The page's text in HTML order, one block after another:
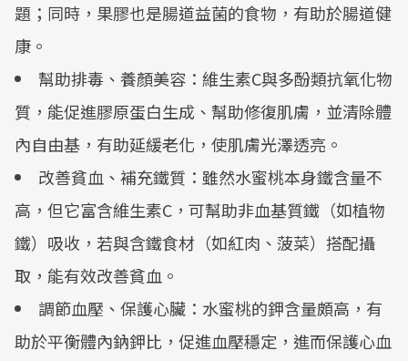
題；同時，果膠也是腸道益菌的食物，有助於腸道健
康。
幫助排毒、養顏美容：維生素C與多酚類抗氧化物
質，能促進膠原蛋白生成、幫助修復肌膚，並清除體
內自由基，有助延緩老化，使肌膚光澤透亮。
改善貧血、補充鐵質：雖然水蜜桃本身鐵含量不
高，但它富含維生素C，可幫助非血基質鐵（如植物
鐵）吸收，若與含鐵食材（如紅肉、菠菜）搭配攝
取，能有效改善貧血。
調節血壓、保護心臟：水蜜桃的鉀含量頗高，有
助於平衡體內鈉鉀比，促進血壓穩定，進而保護心血